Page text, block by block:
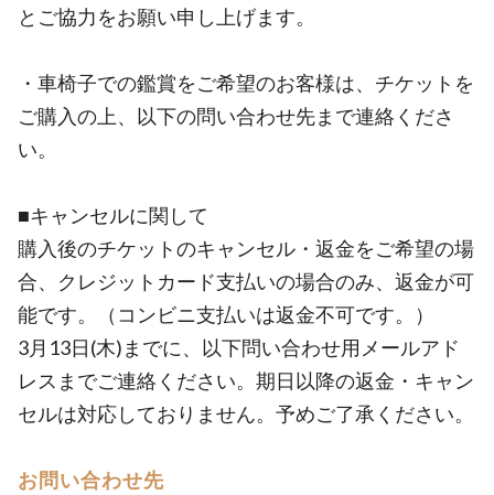
とご協力をお願い申し上げます。
・車椅子での鑑賞をご希望のお客様は、チケットを
ご購入の上、以下の問い合わせ先まで連絡くださ
い。
■キャンセルに関して
購入後のチケットのキャンセル・返金をご希望の場
合、クレジットカード支払いの場合のみ、返金が可
能です。（コンビニ支払いは返金不可です。）
3月13日(木)までに、以下問い合わせ用メールアド
レスまでご連絡ください。期日以降の返金・キャン
セルは対応しておりません。予めご了承ください。
お問い合わせ先